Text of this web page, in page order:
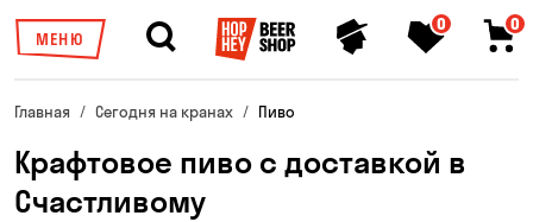
МЕНЮ
0 0
Главная Сегодня на кранах Пиво
Крафтовое пиво с доставкой в
Счастливому